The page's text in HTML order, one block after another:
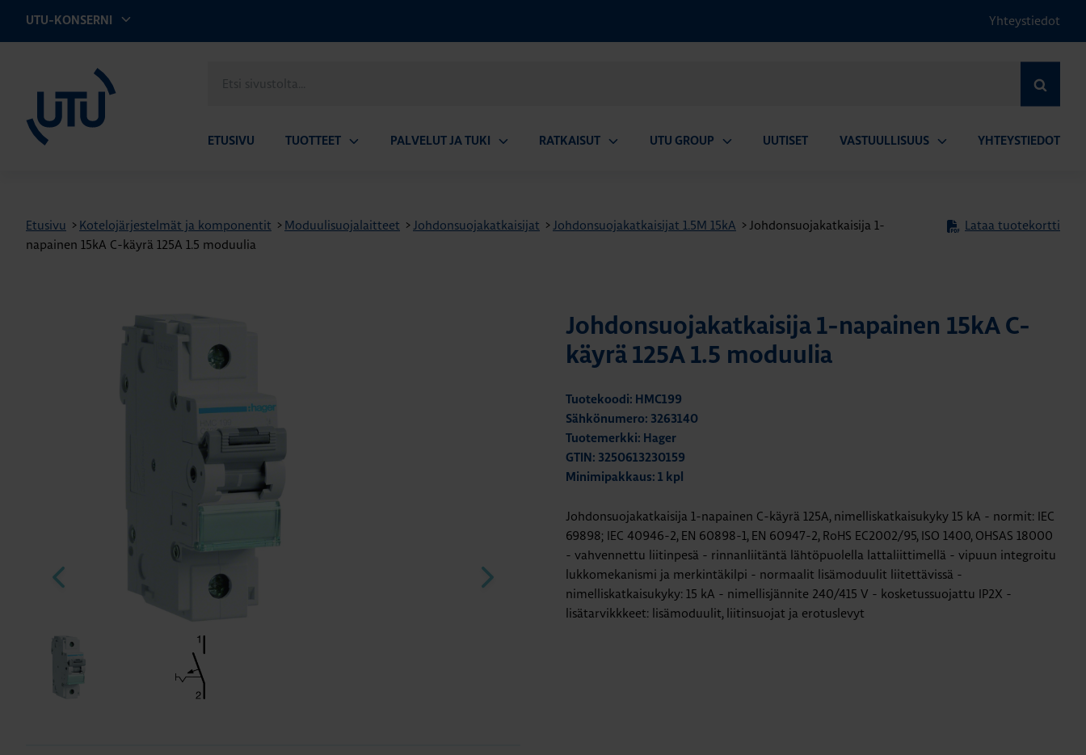
UTU-KONSERNI Yhteystiedot
sivustolta
ETUSIVU TUOTTEET PALVELUT JA TUKI RATKAISUT UTU GROUP UUTISET VASTUULLISUUS YHTEYSTIEDOT
Etusivu > Kotelojärjestelmät ja komponentit > Moduulisuojalaitteet >Johdonsuojakatkaisijat >Johdonsuojakatkaisijat 1.5M 15kA >Johdonsuojakatkaisija 1-
napainen 15kA C-käyrä 125A 1.5 moduulia
Lataa tuotekortti
Johdonsuojakatkaisija 1-napainen 15kA C-
käyrä 125A 1.5 moduulia
Tuotekoodi: HMC199
Sähkönumero: 3263140
Tuotemerkki: Hager
GTIN: 3250613230159
Minimipakkaus: 1 kpl
Johdonsuojakatkaisija 1-napainen C-käyrä 125A, nimelliskatkaisukyky 15 kA - normit: IEC
69898; IEC 40946-2, EN 60898-1, EN 60947-2, RoHS EC2002/95, ISO 1400, OHSAS 18000
- vahvennettu liitinpesä - rinnanliitäntä lähtöpuolella lattaliittimellä - vipuun integroitu
lukkomekanismi ja merkintäkilpi - normaalit lisämoduulit liitettävissä -
nimelliskatkaisukyky: 15 kA - nimellisjännite 240/415 V - kosketussuojattu IP2X -
lisätarvikkkeet: lisämoduulit, liitinsuojat ja erotuslevyt